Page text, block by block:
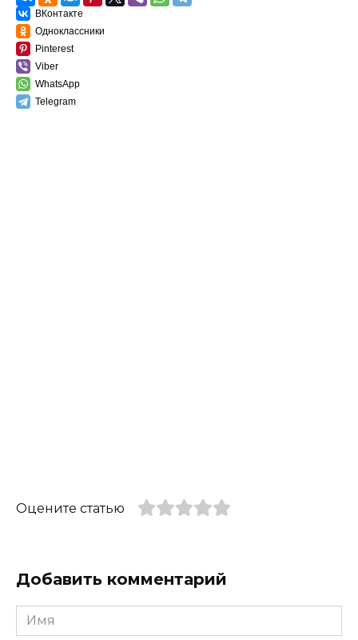
ВКонтакте
Одноклассники
Pinterest
Viber
WhatsApp
Telegram
Оцените статью
Добавить комментарий
Имя
*